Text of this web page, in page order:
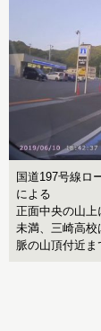
国道197号線ロ
による
正面中央の山上
未満、三崎高校
脈の山頂付近